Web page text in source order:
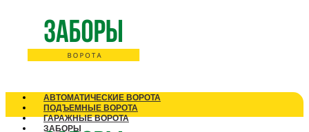
АВТОМАТИЧЕСКИЕ ВОРОТА
ПОДЪЕМНЫЕ ВОРОТА
ГАРАЖНЫЕ ВОРОТА
ЗАБОРЫ